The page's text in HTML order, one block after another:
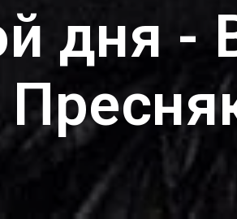
дня -